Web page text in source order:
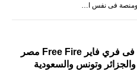
فى نفس ا…
اكواد اعلام الدول فى فري فاير Free Fire مصر
وتونس والسعودية